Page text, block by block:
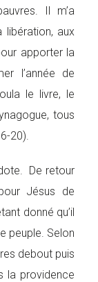
Il m’a
aux
apporter la
l’année de
le livre, le
tous
20).
De retour
Jésus de
donné qu’il
peuple. Selon
debout puis
la providence